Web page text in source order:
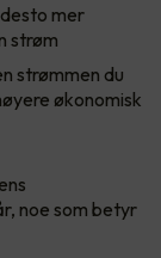
mer
strøm
strømmen du
økonomisk
noe som betyr